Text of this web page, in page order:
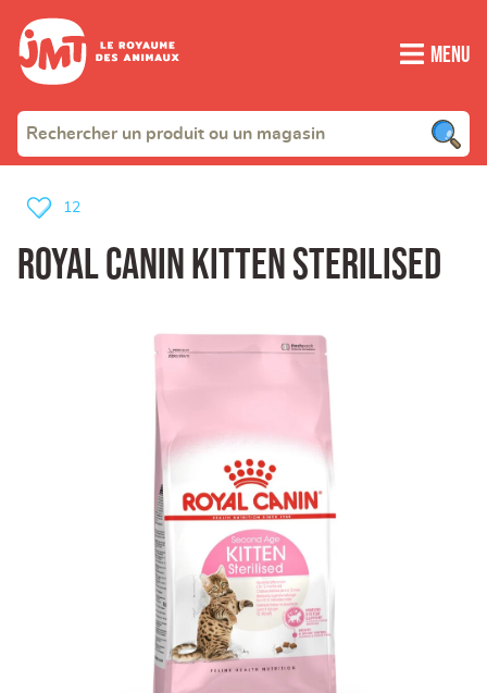
Menu
ROYAL CANIN kitten sterilised
12